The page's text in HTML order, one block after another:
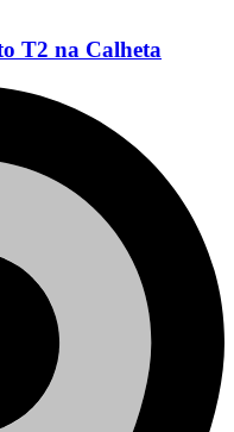
T2 na Calheta